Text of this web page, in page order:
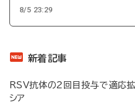
8/5 23:29
新着記事
RSV抗体の2回目投与で適応
シア